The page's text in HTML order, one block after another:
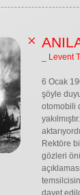
_ Levent
6 Ocak
şöyle
otomobili
Rektöre
gözleri
davet